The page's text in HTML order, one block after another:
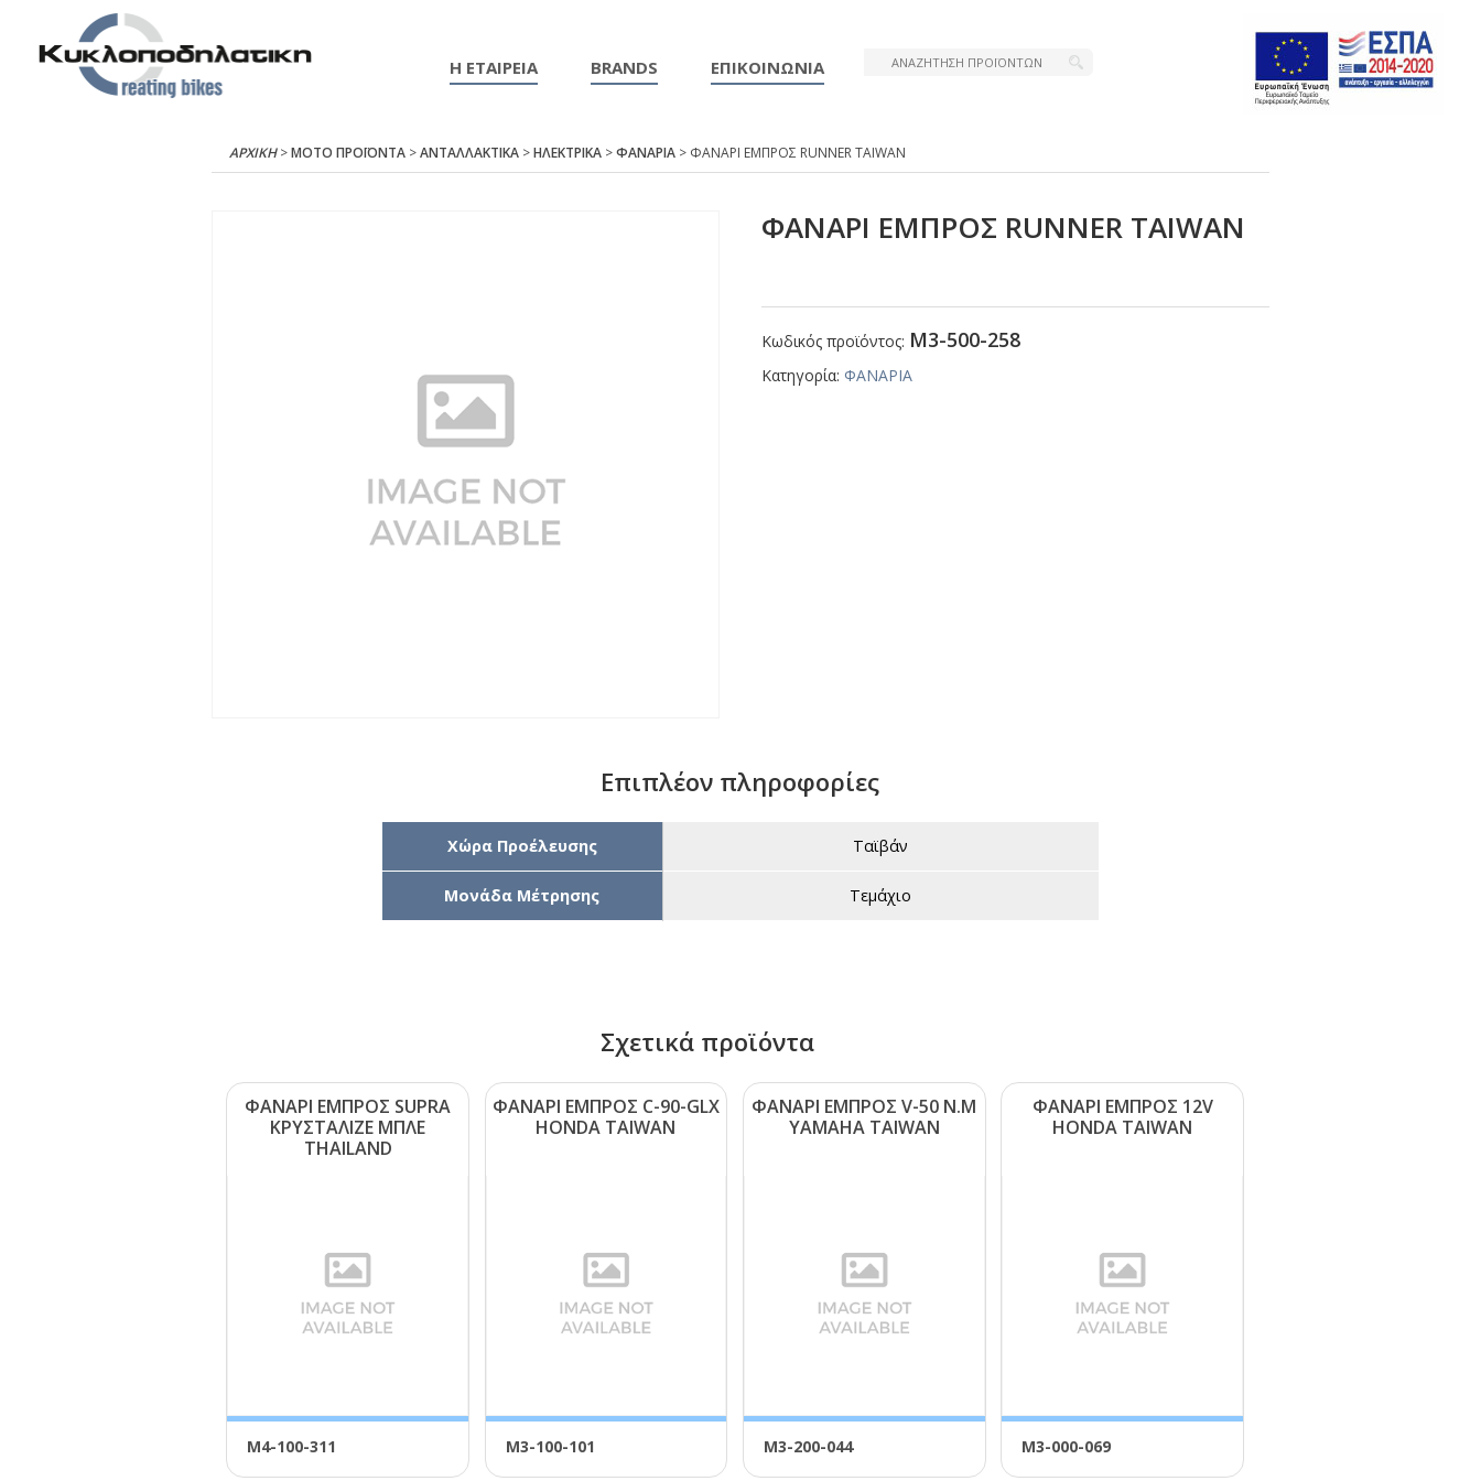
Η ΕΤΑΙΡΕΙΑ BRANDS ΕΠΙΚΟΙΝΩΝΙΑ
ΑΡΧΙΚΉ>ΜΟΤΟ ΠΡΟΪΟΝΤΑ>ΑΝΤΑΛΛΑΚΤΙΚΑ>ΗΛΕΚΤΡΙΚΑ>ΦΑΝΑΡΙΑ> ΦΑΝΑΡΙ ΕΜΠΡΟΣ RUΝΝΕR ΤΑΙWΑΝ
ΦΑΝΑΡΙ ΕΜΠΡΟΣ RUΝΝΕR ΤΑΙWΑΝ
Κωδικός προϊόντος: Μ3-500-258
Κατηγορία: ΦΑΝΑΡΙΑ
Επιπλέον πληροφορίες
Χώρα Προέλευσης Ταϊβάν
Μονάδα Μέτρησης Τεμάχιο
Σχετικά προϊόντα
ΦΑΝΑΡΙ ΕΜΠΡΟΣ SUΡRΑ
ΚΡΥΣΤΑΛΙΖΕ ΜΠΛΕ
ΤΗΑΙLΑΝD
Μ4-100-311
ΦΑΝΑΡΙ ΕΜΠΡΟΣ C-90-GLΧ
ΗΟΝDΑ ΤΑΙWΑΝ
Μ3-100-101
ΦΑΝΑΡΙ ΕΜΠΡΟΣ V-50 Ν.Μ
ΥΑΜΑΗΑ ΤΑΙWΑΝ
Μ3-200-044
ΦΑΝΑΡΙ ΕΜΠΡΟΣ 12V
ΗΟΝDΑ ΤΑΙWΑΝ
Μ3-000-069